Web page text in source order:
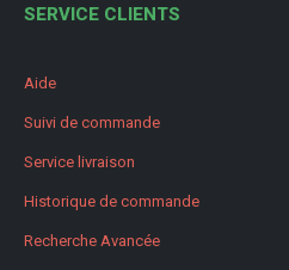
SERVICE CLIENTS
Aide
Suivi de commande
Service livraison
Historique de commande
Recherche Avancée